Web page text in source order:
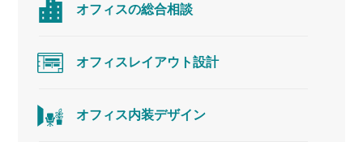
オフィスの総合相談
オフィスレイアウト設計
オフィス内装デザイン